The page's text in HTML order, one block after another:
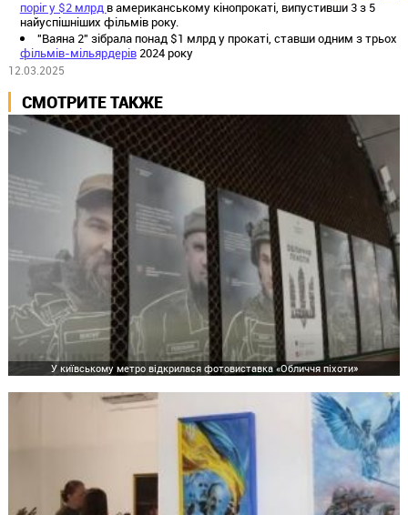
поріг у $2 млрд в американському кінопрокаті, випустивши 3 з 5
найуспішніших фільмів року.
"Ваяна 2" зібрала понад $1 млрд у прокаті, ставши одним з трьох
фільмів-мільярдерів2024 року
12.03.2025
СМОТРИТЕ ТАКЖЕ
У київському метро відкрилася фотовиставка «Обличчя піхоти»